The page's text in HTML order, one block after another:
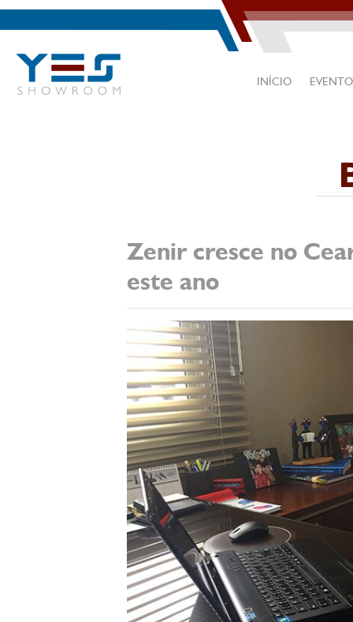
INÍCIO
Zenir cresce no
este ano